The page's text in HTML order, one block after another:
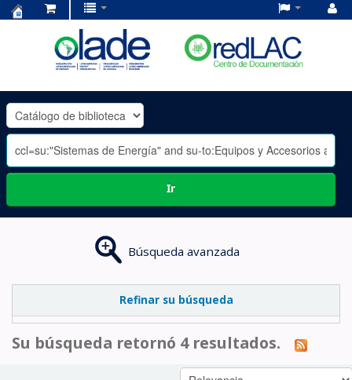
OLADE
-
Ir
Búsqueda avanzada
Refinar su búsqueda
Su búsqueda retornó 4 resultados.